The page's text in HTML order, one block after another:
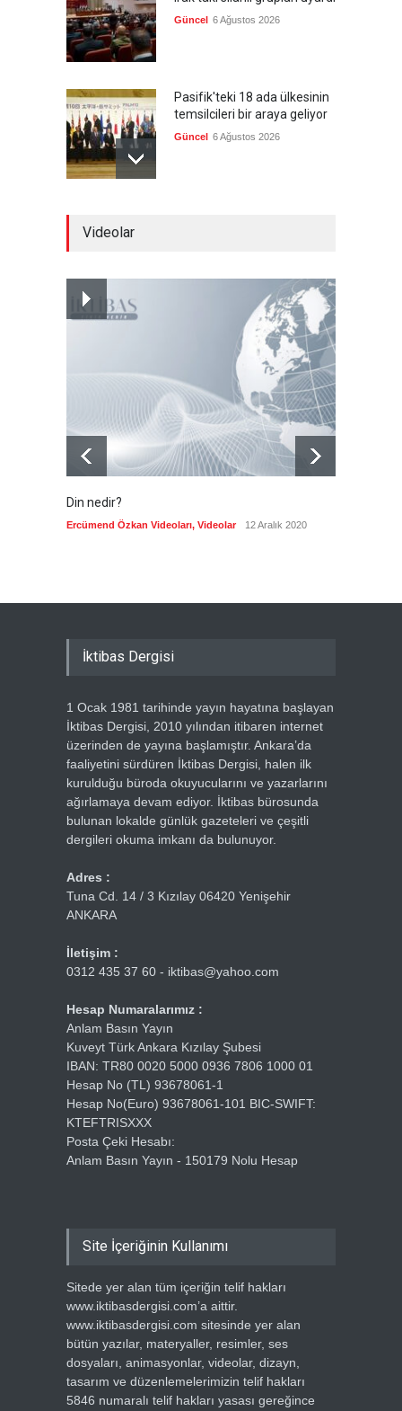
Güncel 6 Ağustos 2026
Pasifik'teki 18 ada ülkesinin
temsilcileri bir araya geliyor
Güncel 6 Ağustos 2026
FIFA yönetimi kriz
toplantısını Fas'ta yaptı
6 Ağustos 2026
Videolar
Din nedir?
Ercümend Özkan Videoları, Videolar 12 Aralık 2020
İktibas Dergisi
1 Ocak 1981 tarihinde yayın hayatına başlayan
İktibas Dergisi, 2010 yılından itibaren internet
üzerinden de yayına başlamıştır. Ankara’da
faaliyetini sürdüren İktibas Dergisi, halen ilk
kurulduğu büroda okuyucularını ve yazarlarını
ağırlamaya devam ediyor. İktibas bürosunda
bulunan lokalde günlük gazeteleri ve çeşitli
dergileri okuma imkanı da bulunuyor.
Adres :
Tuna Cd. 14 / 3 Kızılay 06420 Yenişehir
ANKARA
İletişim :
0312 435 37 60 - iktibas@yahoo.com
Hesap Numaralarımız :
Anlam Basın Yayın
Kuveyt Türk Ankara Kızılay Şubesi
IBAN: TR80 0020 5000 0936 7806 1000 01
Hesap No (TL) 93678061-1
Hesap No(Euro) 93678061-101 BIC-SWIFT:
KTEFTRISXXX
Posta Çeki Hesabı:
Anlam Basın Yayın - 150179 Nolu Hesap
Site İçeriğinin Kullanımı
Sitede yer alan tüm içeriğin telif hakları
www.iktibasdergisi.com’a aittir.
www.iktibasdergisi.com sitesinde yer alan
bütün yazılar, materyaller, resimler, ses
dosyaları, animasyonlar, videolar, dizayn,
tasarım ve düzenlemelerimizin telif hakları
5846 numaralı telif hakları yasası gereğince